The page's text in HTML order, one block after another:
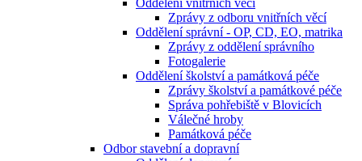
Oddělení vnitřních věcí
Zprávy z odboru vnitřních věcí
Oddělení správní - OP, CD, EO, matrika
Zprávy z oddělení správního
Fotogalerie
Oddělení školství a památková péče
Zprávy školství a památkové péče
Správa pohřebiště v Blovicích
Válečné hroby
Památková péče
Odbor stavební a dopravní